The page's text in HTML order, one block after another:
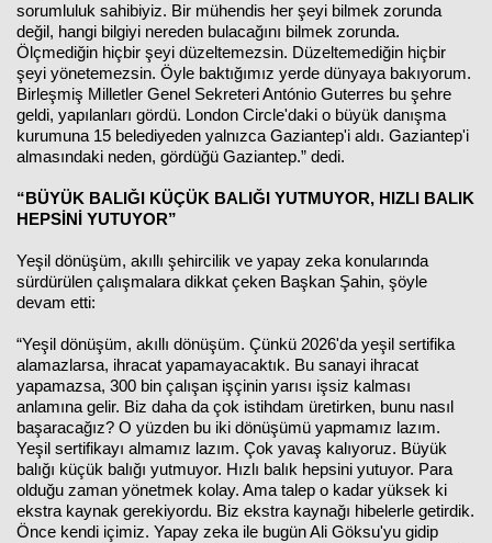
sorumluluk sahibiyiz. Bir mühendis her şeyi bilmek zorunda
değil, hangi bilgiyi nereden bulacağını bilmek zorunda.
Ölçmediğin hiçbir şeyi düzeltemezsin. Düzeltemediğin hiçbir
şeyi yönetemezsin. Öyle baktığımız yerde dünyaya bakıyorum.
Birleşmiş Milletler Genel Sekreteri António Guterres bu şehre
geldi, yapılanları gördü. London Circle'daki o büyük danışma
kurumuna 15 belediyeden yalnızca Gaziantep'i aldı. Gaziantep'i
almasındaki neden, gördüğü Gaziantep.” dedi.
“BÜYÜK BALIĞI KÜÇÜK BALIĞI YUTMUYOR, HIZLI BALIK
HEPSİNİ YUTUYOR”
Yeşil dönüşüm, akıllı şehircilik ve yapay zeka konularında
sürdürülen çalışmalara dikkat çeken Başkan Şahin, şöyle
devam etti:
“Yeşil dönüşüm, akıllı dönüşüm. Çünkü 2026'da yeşil sertifika
alamazlarsa, ihracat yapamayacaktık. Bu sanayi ihracat
yapamazsa, 300 bin çalışan işçinin yarısı işsiz kalması
anlamına gelir. Biz daha da çok istihdam üretirken, bunu nasıl
başaracağız? O yüzden bu iki dönüşümü yapmamız lazım.
Yeşil sertifikayı almamız lazım. Çok yavaş kalıyoruz. Büyük
balığı küçük balığı yutmuyor. Hızlı balık hepsini yutuyor. Para
olduğu zaman yönetmek kolay. Ama talep o kadar yüksek ki
ekstra kaynak gerekiyordu. Biz ekstra kaynağı hibelerle getirdik.
Önce kendi içimiz. Yapay zeka ile bugün Ali Göksu'yu gidip